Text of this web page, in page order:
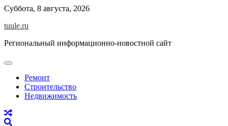
Skip
content
Суббота, 8 августа, 2026
tuule.ru
Региональный информационно-новостной сайт
Ремонт
Строительство
Недвижимость